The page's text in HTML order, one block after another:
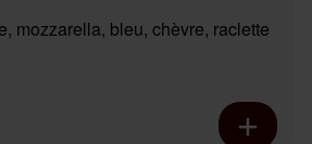
mozzarella, bleu, chèvre, raclette